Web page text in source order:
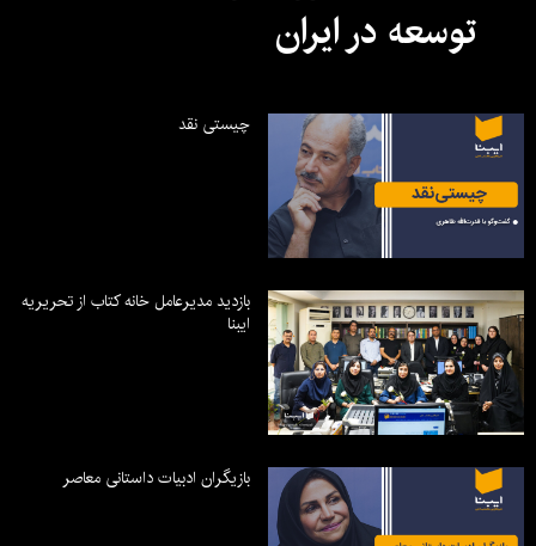
توسعه در ایران
چیستی نقد
بازدید مدیرعامل خانه کتاب از تحریریه
ایبنا
بازیگران ادبیات داستانی معاصر